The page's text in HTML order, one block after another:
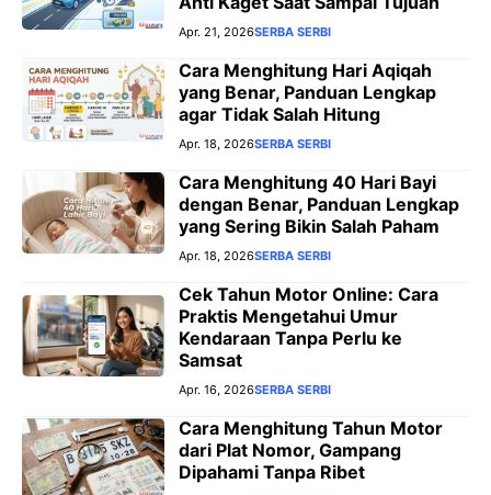
Apr. 21, 2026SERBA SERBI
Cara Menghitung Hari Aqiqah
yang Benar, Panduan Lengkap
agar Tidak Salah Hitung
Apr. 18, 2026SERBA SERBI
Cara Menghitung 40 Hari Bayi
dengan Benar, Panduan Lengkap
yang Sering Bikin Salah Paham
Apr. 18, 2026SERBA SERBI
Cek Tahun Motor Online: Cara
Praktis Mengetahui Umur
Kendaraan Tanpa Perlu ke
Samsat
Apr. 16, 2026SERBA SERBI
Cara Menghitung Tahun Motor
dari Plat Nomor, Gampang
Dipahami Tanpa Ribet